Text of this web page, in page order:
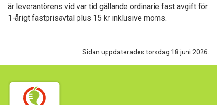
är leverantörens vid var tid gällande ordinarie fast avgift för
1-årigt fastprisavtal plus 15 kr inklusive moms.
Sidan uppdaterades torsdag 18 juni 2026.